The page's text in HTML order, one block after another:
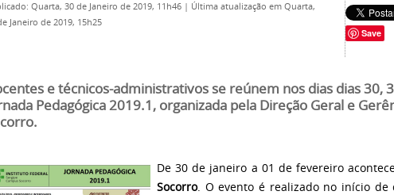
Quarta, 30 de Janeiro de 2019, 11h46 | Última atualização em Quarta,
Janeiro de 2019, 15h25
Save
e técnicos-administrativos se reúnem nos dias dias 30,
Pedagógica 2019.1, organizada pela Direção Geral e
De 30 de janeiro a 01 de fevereiro
Socorro. O evento é realizado no início